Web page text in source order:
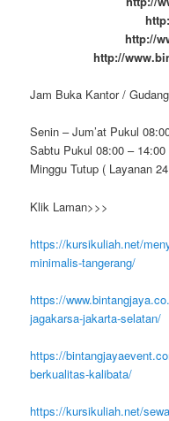
http://
http://
Jam Buka Kantor /
Senin – Jum’at Pukul
Sabtu Pukul 08:00 – 14:00
Minggu Tutup ( Layanan
Klik Laman>>>
https://kursikuliah.net/
minimalis-tangerang/
https://
jagakarsa-jakarta-selatan/
https://
berkualitas-kalibata/
https://kursikuliah.net/